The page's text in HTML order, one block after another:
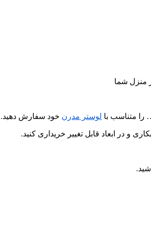
منزل شما
را متناسب با لوستر مدرن خود سفارش دهید.
و در ابعاد قابل تغییر خریداری کنید.